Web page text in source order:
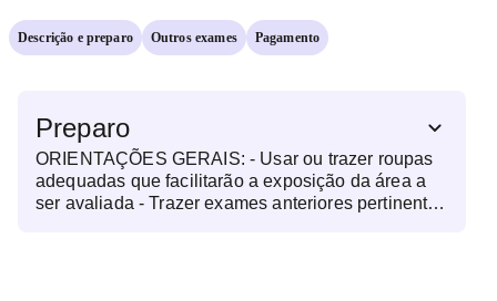
Descrição e preparo Outros exames Pagamento
Preparo
ORIENTAÇÕES GERAIS: - Usar ou trazer roupas
adequadas que facilitarão a exposição da área a
ser avaliada - Trazer exames anteriores pertinentes